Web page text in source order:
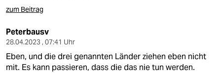
zum Beitrag
Peterbausv
28.04.2023 , 07:41 Uhr
Eben, und die drei genannten Länder ziehen eben nicht
mit. Es kann passieren, dass die das nie tun werden.